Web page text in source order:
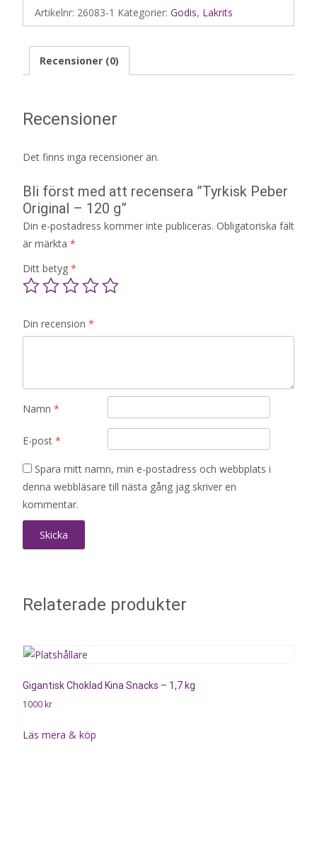
Artikelnr: 26083-1 Kategorier: Godis, Lakrits
Recensioner (0)
Recensioner
Det finns inga recensioner än.
Bli först med att recensera ”Tyrkisk Peber
Original – 120 g”
Din e-postadress kommer inte publiceras. Obligatoriska fält
är märkta *
Ditt betyg *
Din recension *
Namn *
E-post *
Spara mitt namn, min e-postadress och webbplats i
denna webbläsare till nästa gång jag skriver en
kommentar.
Relaterade produkter
Gigantisk Choklad Kina Snacks – 1,7 kg
1000 kr
Läs mera & köp